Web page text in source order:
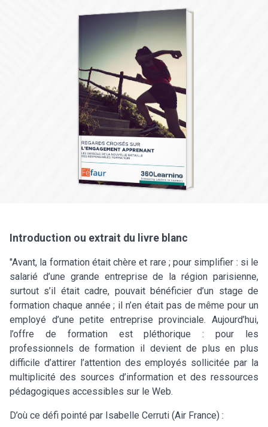
Introduction ou extrait du livre blanc
"Avant, la formation était chère et rare ; pour simplifier : si le
salarié d’une grande entreprise de la région parisienne,
surtout s’il était cadre, pouvait bénéficier d’un stage de
formation chaque année ; il n’en était pas de même pour un
employé d’une petite entreprise provinciale. Aujourd’hui,
l’offre de formation est pléthorique : pour les
professionnels de formation il devient de plus en plus
difficile d’attirer l’attention des employés sollicitée par la
multiplicité des sources d’information et des ressources
pédagogiques accessibles sur le Web.
D’où ce défi pointé par Isabelle Cerruti (Air France) :